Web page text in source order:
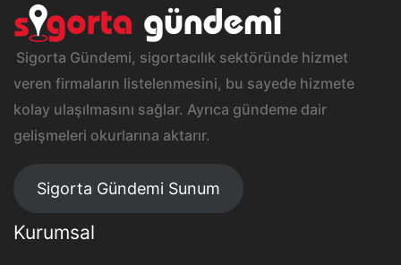
Sigorta Gündemi, sigortacılık sektöründe hizmet
veren firmaların listelenmesini, bu sayede hizmete
kolay ulaşılmasını sağlar. Ayrıca gündeme dair
gelişmeleri okurlarına aktarır.
Sigorta Gündemi Sunum
Kurumsal